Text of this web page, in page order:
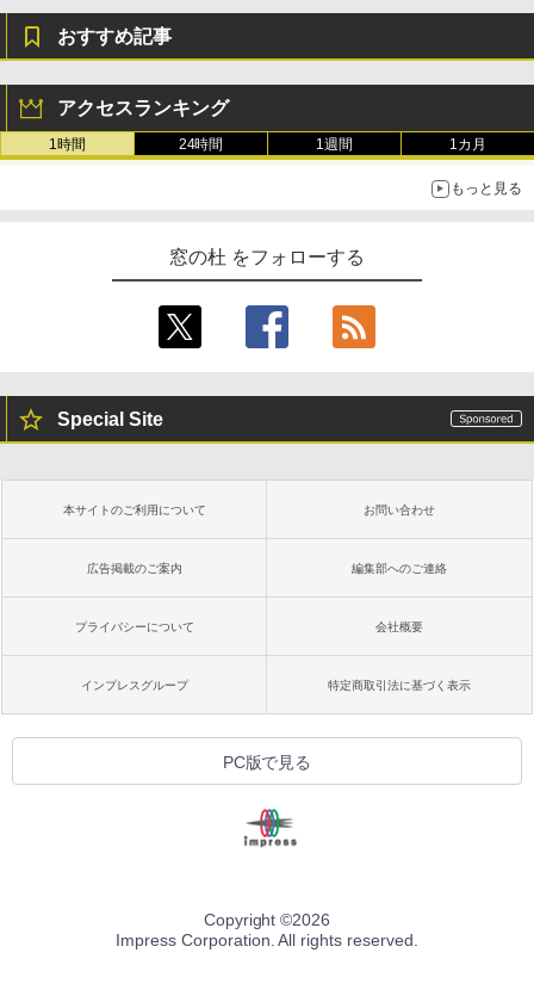
レージ、ノート機能搭載、明るさ自動調
整、色調調節ライト、プレミアムペン付
き、グラファイト
￥115,980
おすすめ記事
アクセスランキング
1時間 24時間 1週間 1カ月
もっと見る
窓の杜 をフォローする
Special Site
本サイトのご利用について お問い合わせ
広告掲載のご案内 編集部へのご連絡
プライバシーについて 会社概要
インプレスグループ 特定商取引法に基づく表示
PC版で見る
Copyright ©2026
Impress Corporation. All rights reserved.